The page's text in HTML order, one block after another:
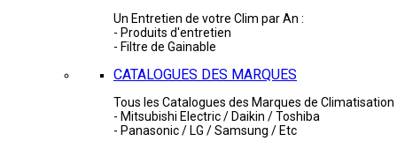
Un Entretien de votre Clim par An :
- Produits d'entretien
- Filtre de Gainable
CATALOGUES DES MARQUES
Tous les Catalogues des Marques de Climatisation
- Mitsubishi Electric / Daikin / Toshiba
- Panasonic / LG / Samsung / Etc